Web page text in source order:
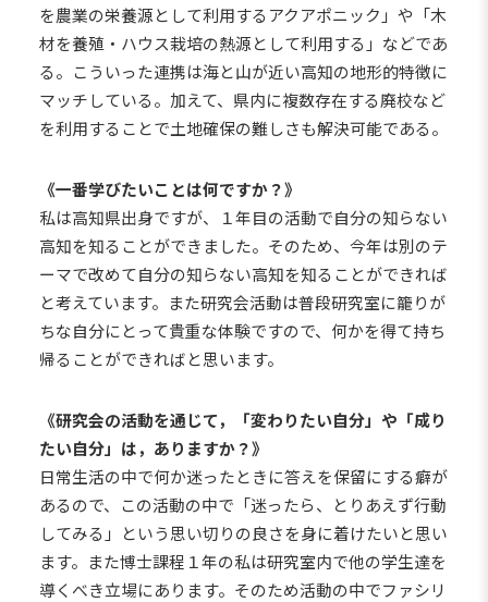
を農業の栄養源として利用するアクアポニック」や「木
材を養殖・ハウス栽培の熱源として利用する」などであ
る。こういった連携は海と山が近い高知の地形的特徴に
マッチしている。加えて、県内に複数存在する廃校など
を利用することで土地確保の難しさも解決可能である。
《一番学びたいことは何ですか？》
私は高知県出身ですが、１年目の活動で自分の知らない
高知を知ることができました。そのため、今年は別のテ
ーマで改めて自分の知らない高知を知ることができれば
と考えています。また研究会活動は普段研究室に籠りが
ちな自分にとって貴重な体験ですので、何かを得て持ち
帰ることができればと思います。
《研究会の活動を通じて，「変わりたい自分」や「成り
たい自分」は，ありますか？》
日常生活の中で何か迷ったときに答えを保留にする癖が
あるので、この活動の中で「迷ったら、とりあえず行動
してみる」という思い切りの良さを身に着けたいと思い
ます。また博士課程１年の私は研究室内で他の学生達を
導くべき立場にあります。そのため活動の中でファシリ